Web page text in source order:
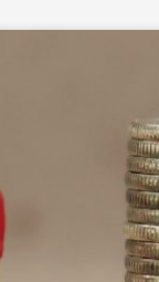
าน 5 […]